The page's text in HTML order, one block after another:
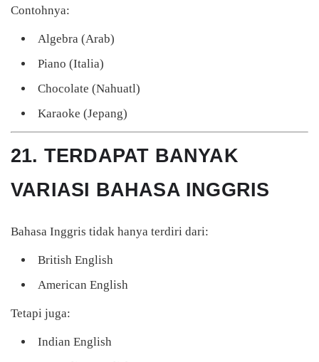
Contohnya:
Algebra (Arab)
Piano (Italia)
Chocolate (Nahuatl)
Karaoke (Jepang)
21. TERDAPAT BANYAK
VARIASI BAHASA INGGRIS
Bahasa Inggris tidak hanya terdiri dari:
British English
American English
Tetapi juga:
Indian English